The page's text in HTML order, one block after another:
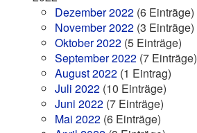
Dezember 2022 (6 Einträge)
November 2022 (3 Einträge)
Oktober 2022 (5 Einträge)
September 2022 (7 Einträge)
August 2022 (1 Eintrag)
Juli 2022 (10 Einträge)
Juni 2022 (7 Einträge)
Mai 2022 (6 Einträge)